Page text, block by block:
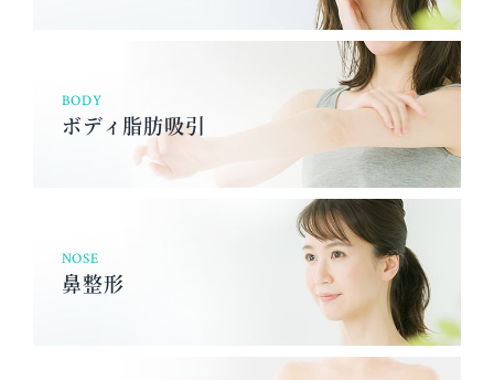
BODY
ボディ脂肪吸引
NOSE
鼻整形